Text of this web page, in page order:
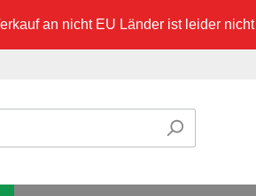
an nicht EU Länder ist leider